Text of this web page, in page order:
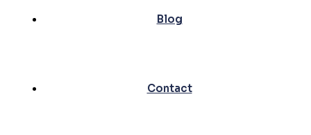
Blog
Contact